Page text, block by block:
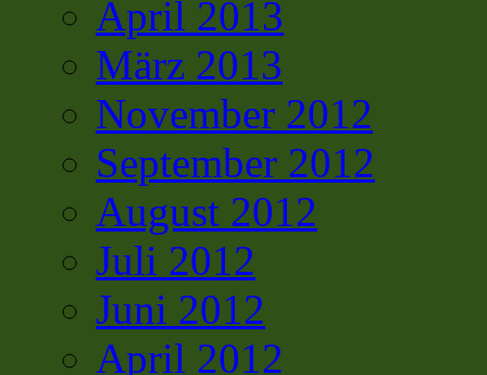
April 2013
März 2013
November 2012
September 2012
August 2012
Juli 2012
Juni 2012
April 2012